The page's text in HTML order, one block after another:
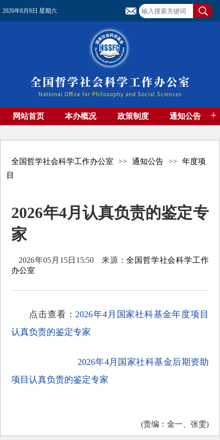
2026年8月8日 星期六
网站首页 本办概况 政策制度 通知公告 +
全国哲学社会科学工作办公室 >> 通知公告 >>
年度项
目
2026年4月认真负责的鉴定专
家
2026年05月15日15:50 来源：全国哲学社会科学工作
办公室
点击查看： 2026年4月国家社科基金年度项目
认真负责的鉴定专家
2026年4月国家社科基金后期资助
项目认真负责的鉴定专家
(责编：金一、张雯)